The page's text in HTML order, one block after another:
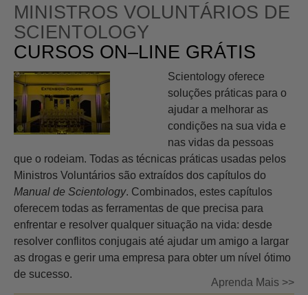
MINISTROS VOLUNTÁRIOS DE
SCIENTOLOGY
CURSOS ON–LINE GRÁTIS
Scientology oferece
soluções práticas para o
ajudar a melhorar as
condições na sua vida e
nas vidas da pessoas
que o rodeiam. Todas as técnicas práticas usadas pelos
Ministros Voluntários são extraídos dos capítulos do
Manual de Scientology. Combinados, estes capítulos
oferecem todas as ferramentas de que precisa para
enfrentar e resolver qualquer situação na vida: desde
resolver conflitos conjugais até ajudar um amigo a largar
as drogas e gerir uma empresa para obter um nível ótimo
de sucesso.
Aprenda Mais >>